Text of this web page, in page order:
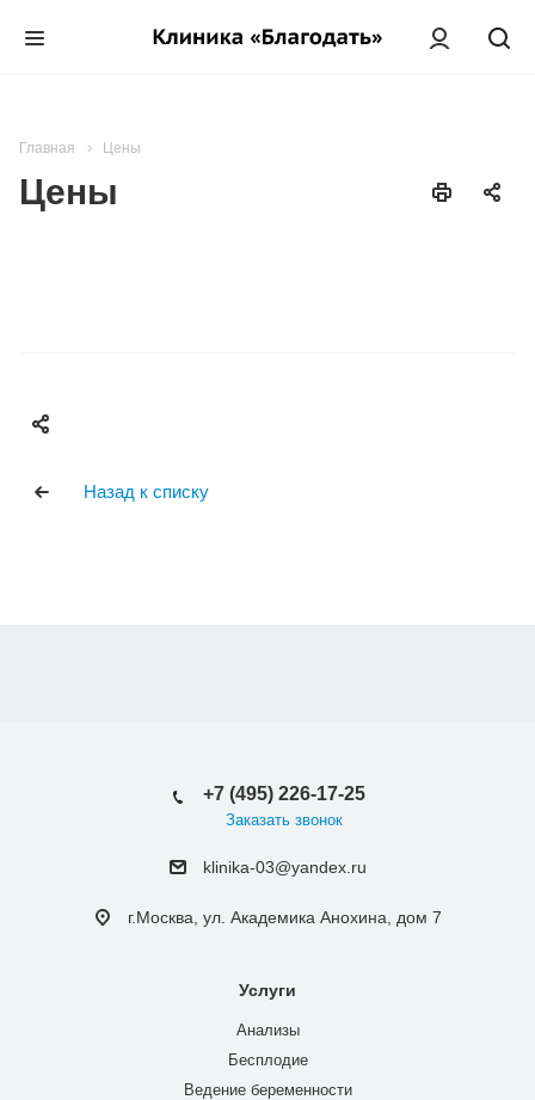
Главная Цены
Цены
Назад к списку
+7 (495) 226-17-25
Заказать звонок
klinika-03@yandex.ru
г.Москва, ул. Академика Анохина, дом 7
Услуги
Анализы
Бесплодие
Ведение беременности